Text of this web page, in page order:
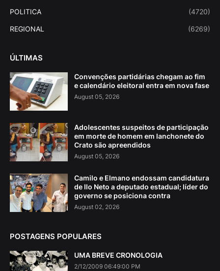
POLITICA (4720)
REGIONAL (6269)
ÚLTIMAS
Convenções partidárias chegam ao fim
e calendário eleitoral entra em nova fase
August 05, 2026
Adolescentes suspeitos de participação
em morte de homem em lanchonete do
Crato são apreendidos
August 05, 2026
Camilo e Elmano endossam candidatura
de Ilo Neto a deputado estadual; líder do
governo se posiciona contra
August 02, 2026
POSTAGENS POPULARES
UMA BREVE CRONOLOGIA
2/12/2009 06:49:00 PM